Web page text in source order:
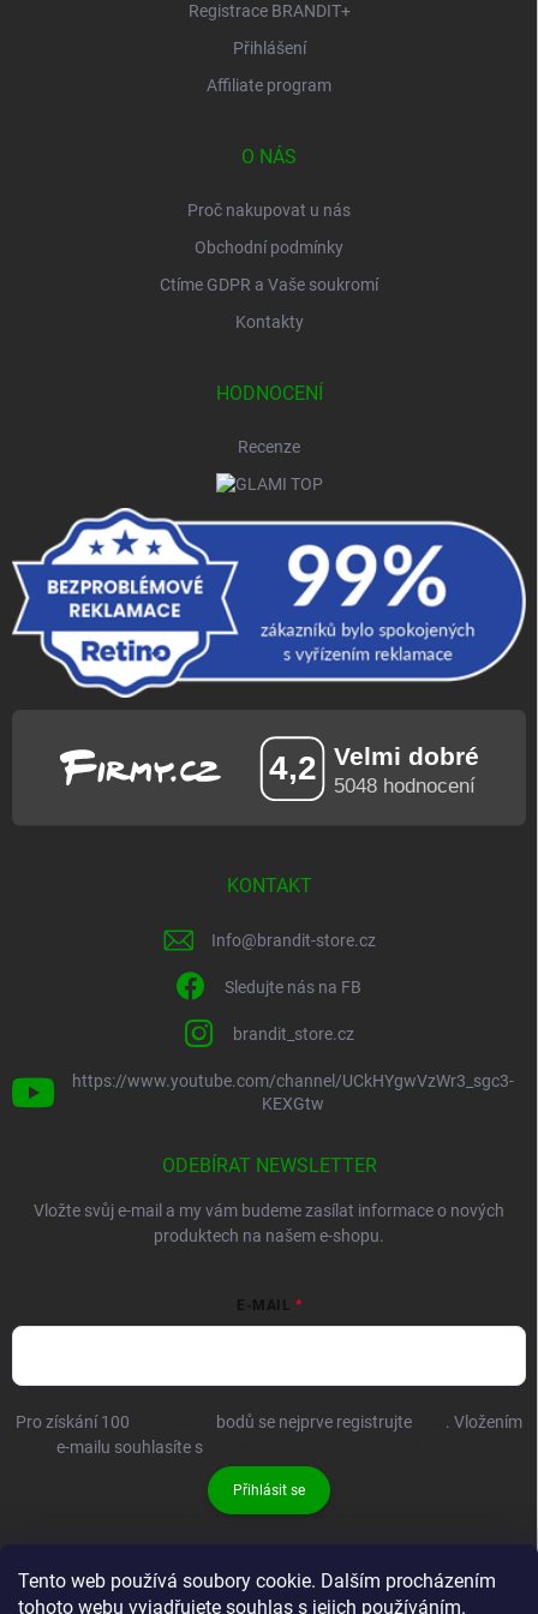
Tento web používá soubory cookie. Dalším procházením
tohoto webu vyjadřujete souhlas s jejich používáním.
Registrace BRANDIT+
Přihlášení
Affiliate program
O NÁS
Proč nakupovat u nás
Obchodní podmínky
Ctíme GDPR a Vaše soukromí
Kontakty
HODNOCENÍ
Recenze
KONTAKT
Info@brandit-store.cz
Sledujte nás na FB
brandit_store.cz
https://www.youtube.com/channel/UCkHYgwVzWr3_sgc3-
KEXGtw
ODEBÍRAT NEWSLETTER
Vložte svůj e-mail a my vám budeme zasílat informace o nových
produktech na našem e-shopu.
E-MAIL
Pro získání 100 bodů se nejprve registrujte
. Vložením
e-mailu souhlasíte s
Přihlásit se